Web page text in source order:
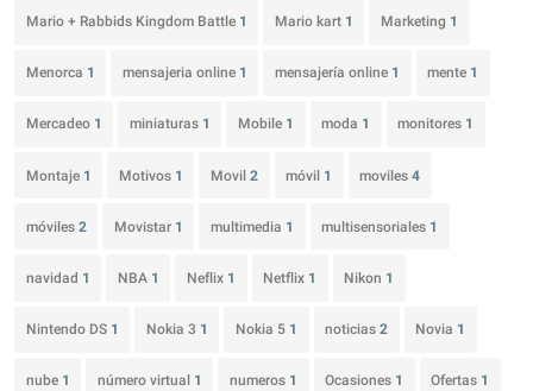
Mario + Rabbids Kingdom Battle 1 Mario kart 1 Marketing 1
Menorca 1 mensajeria online 1 mensajería online 1 mente 1
Mercadeo 1 miniaturas 1 Mobile 1 moda 1 monitores 1
Montaje 1 Motivos 1 Movil 2 móvil 1 moviles4
móviles 2 Movistar 1 multimedia 1 multisensoriales 1
navidad 1 NBA 1 Neflix 1 Netflix 1 Nikon 1
Nintendo DS 1 Nokia 3 1 Nokia 5 1 noticias2 Novia 1
nube 1 número virtual 1 numeros 1 Ocasiones 1 Ofertas 1